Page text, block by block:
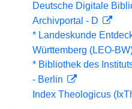
Deutsche Digitale
Archivportal - D
* Landeskunde
Württemberg (LEO-
* Bibliothek des
- Berlin
Index Theologicus